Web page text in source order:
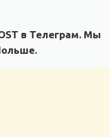
в Телеграм. Мы